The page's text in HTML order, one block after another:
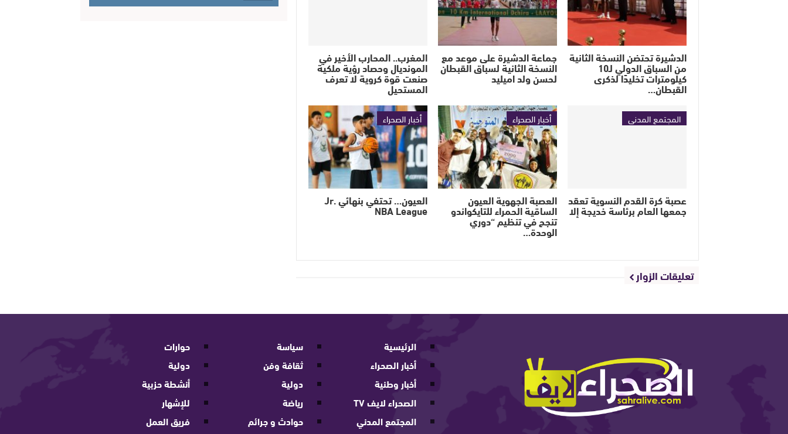
الدشيرة تحتضن النسخة الثانية
من السباق الدولي لـ10
كيلومترات تخليدًا لذكرى
القبطان…
جماعة الدشيرة على موعد مع
النسخة الثانية لسباق القبطان
لحسن ولد اميليد
المغرب.. المحارب الأخير في
المونديال وحصاد رؤية ملكية
صنعت قوة كروية لا تعرف
المستحيل
المجتمع المدني
عصبة كرة القدم النسوية تعقد
جمعها العام برئاسة خديجة إلا
أخبار الصحراء
العصبة الجهوية العيون
الساقية الحمراء للتايكواندو
تنجح في تنظيم “دوري
الوحدة…
أخبار الصحراء
العيون… تحتفي بنهائي Jr.
NBA League
تعليقات الزوار
الرئيسية
أخبار الصحراء
أخبار وطنية
الصحراء لايف TV
المجتمع المدني
سياسة
ثقافة وفن
دولية
رياضة
حوادث و جرائم
حوارات
دولية
أنشطة حزبية
للإشهار
فريق العمل